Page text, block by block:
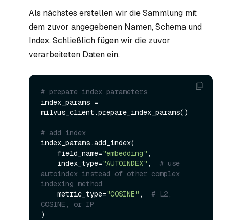
Als nächstes erstellen wir die Sammlung mit
dem zuvor angegebenen Namen, Schema und
Index. Schließlich fügen wir die zuvor
verarbeiteten Daten ein.
# prepare index parameters
index_params =
milvus_client.prepare_index_params()
# add index
index_params.add_index(
    field_name=
"embedding" ,
    index_type=
"AUTOINDEX" , # use
autoindex instead of other complex
indexing method
    metric_type=
"COSINE" , # L2,
COSINE, or IP
)